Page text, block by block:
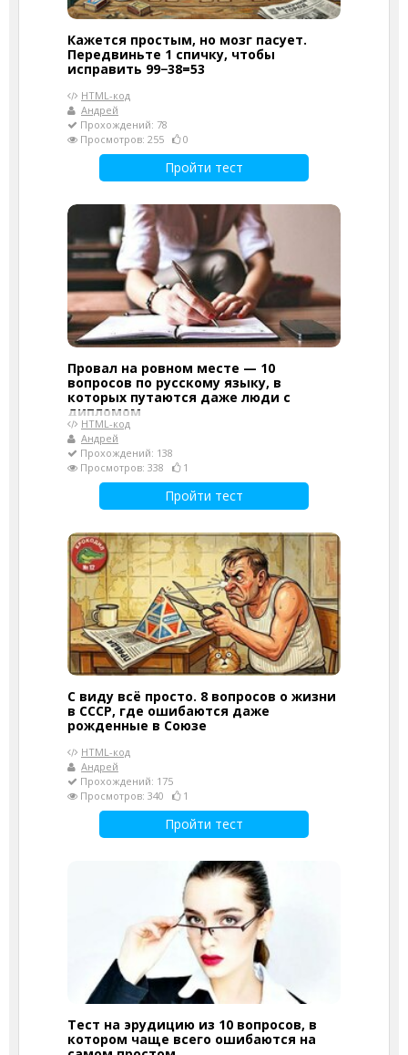
Кажется простым, но мозг пасует.
Передвиньте 1 спичку, чтобы
исправить 99−38=53
HTML-код
Андрей
Прохождений: 78
Просмотров: 255
0
Пройти тест
Провал на ровном месте — 10
вопросов по русскому языку, в
которых путаются даже люди с
дипломом
HTML-код
Андрей
Прохождений: 138
Просмотров: 338
1
Пройти тест
С виду всё просто. 8 вопросов о жизни
в СССР, где ошибаются даже
рожденные в Союзе
HTML-код
Андрей
Прохождений: 175
Просмотров: 340
1
Пройти тест
Тест на эрудицию из 10 вопросов, в
котором чаще всего ошибаются на